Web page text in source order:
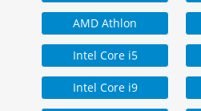
AMD Athlon
Intel Core i5
Intel Core i9